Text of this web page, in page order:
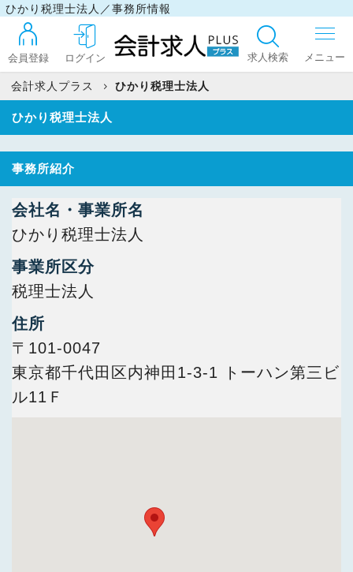
ひかり税理士法人／事務所情報
会員登録 ログイン 求人検索
最近見た求人
マイリスト
今すぐ会員登録
会計求人プラス ひかり税理士法人
ひかり税理士法人
事務所紹介
会社名・事業所名
ひかり税理士法人
事業所区分
税理士法人
住所
〒101-0047
東京都千代田区内神田1-3-1 トーハン第三ビ
ル11Ｆ